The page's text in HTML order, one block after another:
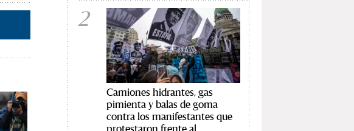
2
Camiones hidrantes, gas
pimienta y balas de goma
contra los manifestantes que
protestaron frente al